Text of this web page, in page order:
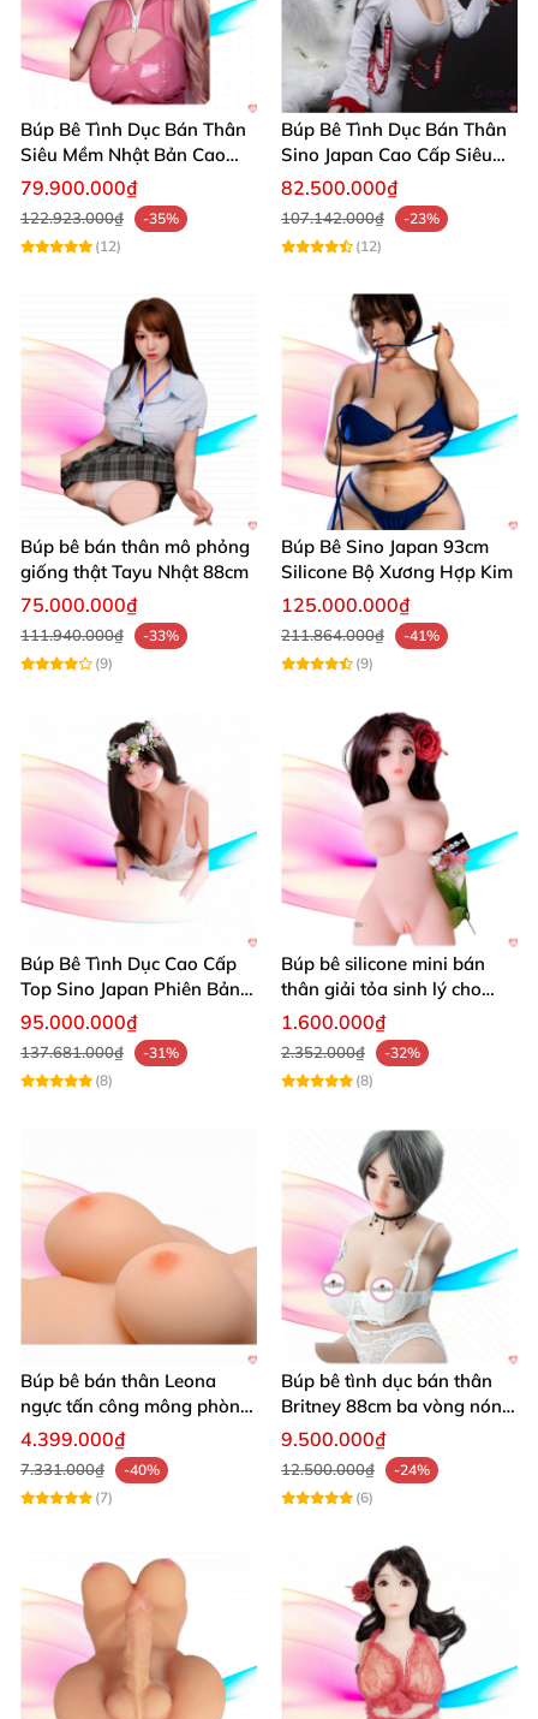
Búp Bê Tình Dục Bán Thân
Siêu Mềm Nhật Bản Cao
Cấp Giá Tốt
79.900.000₫
122.923.000₫
-35%
(12)
Búp Bê Tình Dục Bán Thân
Sino Japan Cao Cấp Siêu
Mềm Siêu Nhẹ 25Kg
82.500.000₫
107.142.000₫
-23%
(12)
Búp bê bán thân mô phỏng
giống thật Tayu Nhật 88cm
75.000.000₫
111.940.000₫
-33%
(9)
Búp Bê Sino Japan 93cm
Silicone Bộ Xương Hợp Kim
125.000.000₫
211.864.000₫
-41%
(9)
Búp Bê Tình Dục Cao Cấp
Top Sino Japan Phiên Bản
Mềm Nhẹ Siêu
95.000.000₫
137.681.000₫
-31%
(8)
Búp bê silicone mini bán
thân giải tỏa sinh lý cho
nam
1.600.000₫
2.352.000₫
-32%
(8)
Búp bê bán thân Leona
ngực tấn công mông phòng
thủ, búp bê sextoy đẹp
4.399.000₫
7.331.000₫
-40%
(7)
Búp bê tình dục bán thân
Britney 88cm ba vòng nóng
bỏng
9.500.000₫
12.500.000₫
-24%
(6)